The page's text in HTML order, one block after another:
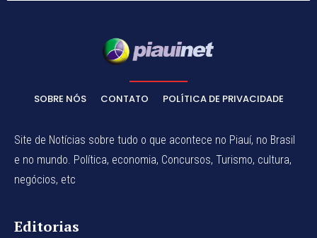
SOBRE NÓS CONTATO POLÍTICA DE PRIVACIDADE
Site de Notícias sobre tudo o que acontece no Piauí, no Brasil
e no mundo. Política, economia, Concursos, Turismo, cultura,
negócios, etc
Editorias